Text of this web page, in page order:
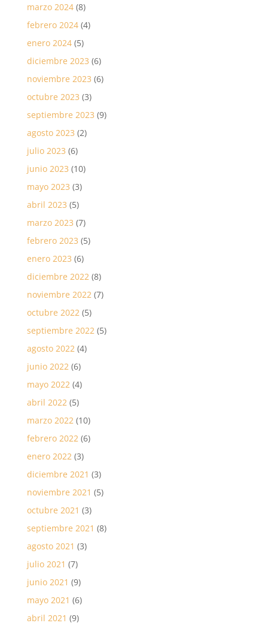
marzo 2024(8)
febrero 2024(4)
enero 2024(5)
diciembre 2023 (6)
noviembre 2023 (6)
octubre 2023 (3)
septiembre 2023 (9)
agosto 2023 (2)
julio 2023 (6)
junio 2023 (10)
mayo 2023 (3)
abril 2023 (5)
marzo 2023 (7)
febrero 2023 (5)
enero 2023 (6)
diciembre 2022 (8)
noviembre 2022 (7)
octubre 2022 (5)
septiembre 2022 (5)
agosto 2022 (4)
junio 2022 (6)
mayo 2022 (4)
abril 2022 (5)
marzo 2022 (10)
febrero 2022 (6)
enero 2022 (3)
diciembre 2021 (3)
noviembre 2021 (5)
octubre 2021 (3)
septiembre 2021 (8)
agosto 2021 (3)
julio 2021 (7)
junio 2021 (9)
mayo 2021 (6)
abril 2021 (9)